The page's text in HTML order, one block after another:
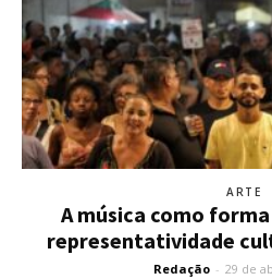
ARTE
A música como
representatividade
Redação - 29 de